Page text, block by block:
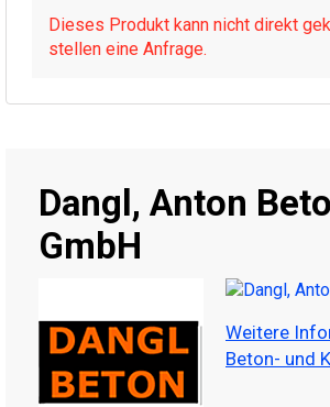
Dieses Produkt kann nicht direkt
stellen eine Anfrage.
Dangl, Anton
GmbH
Weitere
Beton- und